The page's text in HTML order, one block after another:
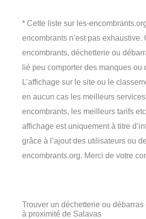
* Cette liste sur les-
encombrants n’est pas exhaustive.
encombrants, déchetterie ou
lié peu comporter des manques ou
L’affichage sur le site ou le
en aucun cas les meilleurs services
encombrants, les meilleurs tarifs
affichage est uniquement à titre
grâce à l’ajout des utilisateurs ou
encombrants.org. Merci de votre
Trouver un déchetterie ou
à proximité de Salavas